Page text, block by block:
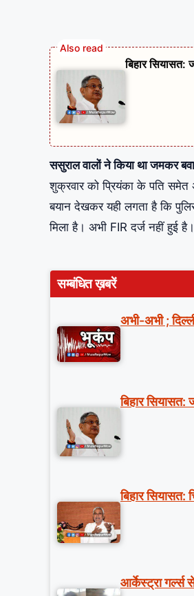
बिहार सियासत:
ससुराल वालों ने किया था जमकर
शुक्रवार को प्रियंका के पति
बयान देखकर यही लगता है कि
मिला है। अभी FIR दर्ज नहीं हुई
सम्बंधित ख़बरें
अभी-अभी ;
बिहार सियासत:
बिहार
आर्केस्ट्रा